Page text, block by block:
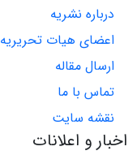
درباره نشریه
اعضای هیات تحریریه
ارسال مقاله
تماس با ما
نقشه سایت
اخبار و اعلانات